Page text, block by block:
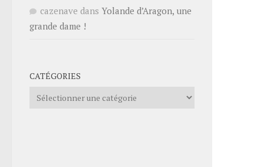
cazenave dans Yolande d’Aragon, une
grande dame !
CATÉGORIES
Catégories